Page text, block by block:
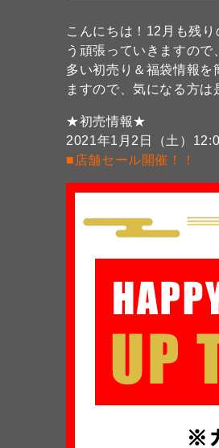
こんにちは！12月も残
う頑張っていきますの
多い初売り＆福袋情報を
ますので、気になる方
★初売情報★
2021年1月2日（土）
■店舗セール開催！！